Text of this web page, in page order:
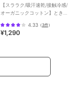
【スララク/吸汗速乾/接触冷感/
オーガニックコットン】とき
(80~130cm)
4.33（3件）
¥1,290